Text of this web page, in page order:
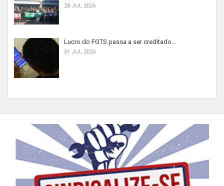
28 JUL 2026
Lucro do FGTS passa a ser creditado...
31 JUL 2026